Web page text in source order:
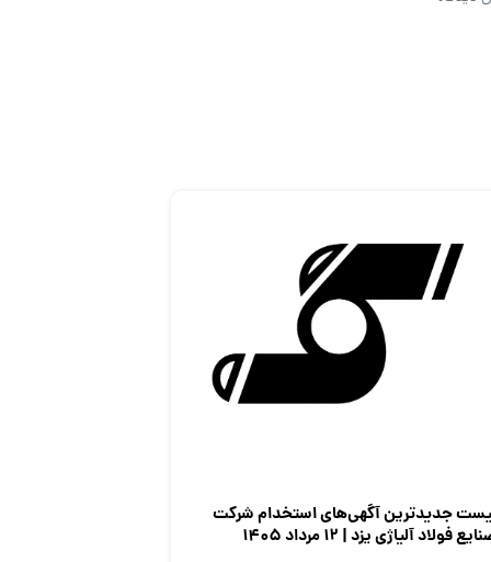
جدیدترین آگهی‌های استخدام شرکت
فولاد آلیاژی یزد | ۱۲ مرداد ۱۴۰۵